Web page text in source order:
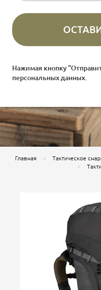
Нажимая кнопку
персональных данных
Главная Тактическое